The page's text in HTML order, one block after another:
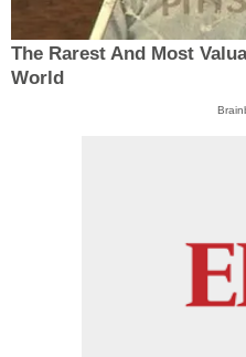
The Rarest And Most
World